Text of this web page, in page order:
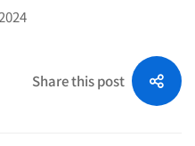
Share this post